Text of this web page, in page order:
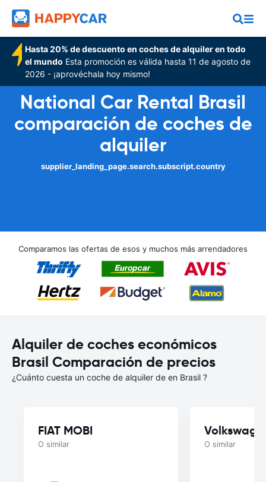
Hasta 20% de descuento en coches de alquiler en todo
el mundo Esta promoción es válida hasta 11 de agosto de
2026 - ¡aprovéchala hoy mismo!
National Car Rental Brasil
comparación de coches de
alquiler
supplier_landing_page.search.subscript.country
Comparamos las ofertas de esos y muchos más arrendadores
Alquiler de coches económicos
Brasil Comparación de precios
¿Cuánto cuesta un coche de alquiler de en Brasil ?
FIAT MOBI
O similar O similar